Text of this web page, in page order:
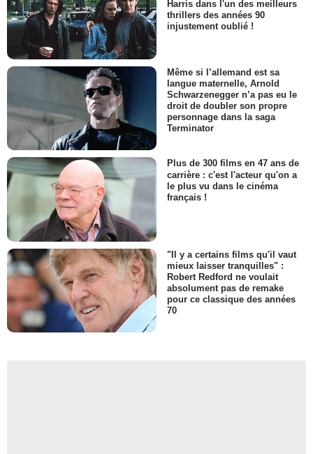
Harris dans l'un des meilleurs
thrillers des années 90
injustement oublié !
Même si l’allemand est sa
langue maternelle, Arnold
Schwarzenegger n’a pas eu le
droit de doubler son propre
personnage dans la saga
Terminator
Plus de 300 films en 47 ans de
carrière : c'est l'acteur qu'on a
le plus vu dans le cinéma
français !
"Il y a certains films qu'il vaut
mieux laisser tranquilles" :
Robert Redford ne voulait
absolument pas de remake
pour ce classique des années
70